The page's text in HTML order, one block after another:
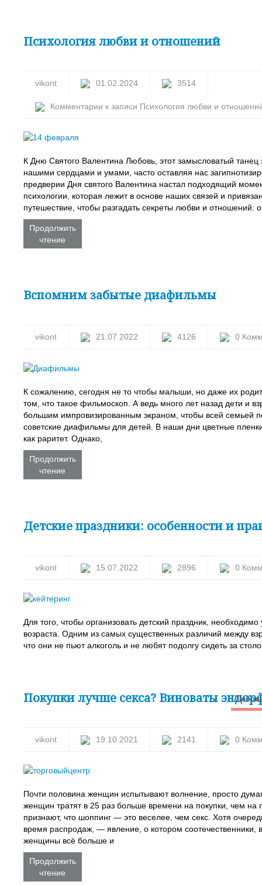
Психология любви и отношений
vikont 01.02.2024 3514
Комментарии к записи Психология любви и
К Дню Святого Валентина Любовь, этот замысловатый танец
нашими сердцами и умами, часто оставляя нас
предверии Дня святого Валентина настал подходящий
психологии, которая лежит в основе наших связей и
путешествие, чтобы разгадать секреты любви и отношений:
Продолжить
чтение
Вспомним забытые диафильмы
vikont 21.07.2022 4126 0
К сожалению, сегодня не то чтобы малыши, но даже их
том, что такое фильмоскоп. А ведь много лет назад дети и
большим импровизированным экраном, чтобы всей семьей
советские диафильмы для детей. В наши дни цветные
как раритет. Однако,
Продолжить
чтение
Детские праздники: особенности и
vikont 15.07.2022 2896 0
Для того, чтобы организовать детский праздник, необходимо
возраста. Одним из самых существенных различий между
что они не пьют алкоголь и не любят подолгу сидеть за
Покупки лучше секса? Виноваты
vikont 19.10.2021 2141 0
Почти половина женщин испытывают волнение, просто
женщин тратят в 25 раз больше времени на покупки, чем на
признают, что шоппинг — это веселее, чем секс. Хотя
время распродаж, — явление, о котором соотечественники,
женщины всё больше и
Продолжить
чтение